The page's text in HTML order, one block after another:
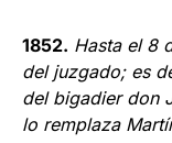
1852. Hasta el 8
del juzgado; es
del bigadier don
lo remplaza